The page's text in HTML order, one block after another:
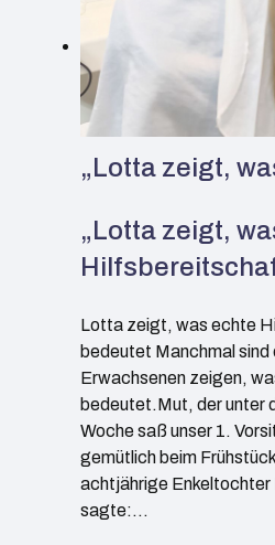
„Lotta zeigt,
„Lotta zeigt,
Lotta zeigt, was echte
bedeutet Manchmal sind
Erwachsenen zeigen,
bedeutet.Mut, der unter
Woche saß unser 1.
gemütlich beim
achtjährige
sagte:…